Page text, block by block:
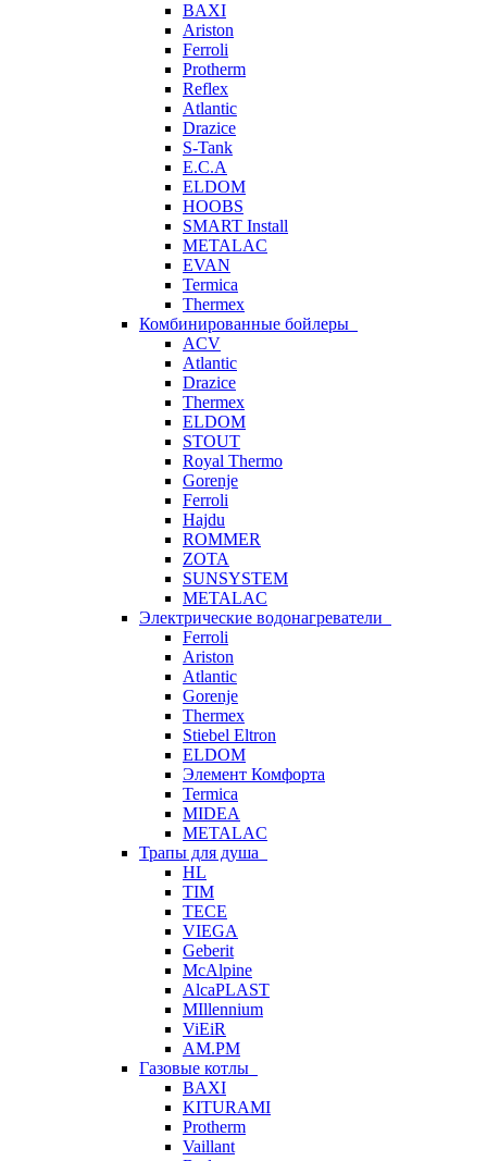
BAXI
Ariston
Ferroli
Protherm
Reflex
Atlantic
Drazice
S-Tank
E.C.A
ELDOM
HOOBS
SMART Install
METALAC
EVAN
Termica
Thermex
Комбинированные бойлеры
ACV
Atlantic
Drazice
Thermex
ELDOM
STOUT
Royal Thermo
Gorenje
Ferroli
Hajdu
ROMMER
ZOTA
SUNSYSTEM
METALAC
Электрические водонагреватели
Ferroli
Ariston
Atlantic
Gorenje
Thermex
Stiebel Eltron
ELDOM
Элемент Комфорта
Termica
MIDEA
METALAC
Трапы для душа
HL
TIM
TECE
VIEGA
Geberit
McAlpine
AlcaPLAST
MIllennium
ViEiR
AM.PM
Газовые котлы
BAXI
KITURAMI
Protherm
Vaillant